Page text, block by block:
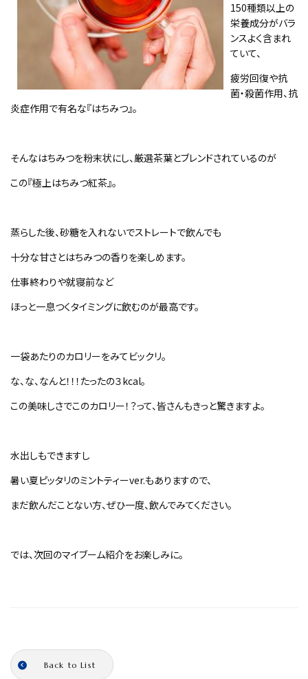
150種類以上の
栄養成分がバラ
ンスよく含まれ
ていて、
疲労回復や抗
菌・殺菌作用、抗
炎症作用で有名な『はちみつ』。
そんなはちみつを粉末状にし、厳選茶葉とブレンドされているのが
この『極上はちみつ紅茶』。
蒸らした後、砂糖を入れないでストレートで飲んでも
十分な甘さとはちみつの香りを楽しめます。
仕事終わりや就寝前など
ほっと一息つくタイミングに飲むのが最高です。
一袋あたりのカロリーをみてビックリ。
な、な、なんと！！！たったの３kcal。
この美味しさでこのカロリー！？って、皆さんもきっと驚きますよ。
水出しもできますし
暑い夏ピッタリのミントティーver.もありますので、
まだ飲んだことない方、ぜひ一度、飲んでみてください。
では、次回のマイブーム紹介をお楽しみに。
Back to List